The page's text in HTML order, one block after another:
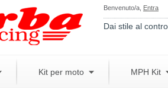
Kit per moto MPH Kit
Benvenuto/a, Entra
Dai stile al